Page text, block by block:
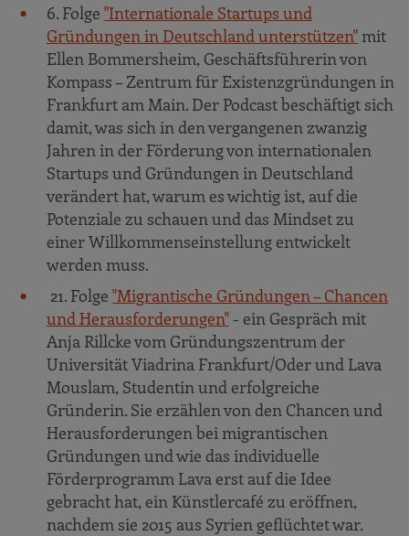
6. Folge "Internationale Startups und
Gründungen in Deutschland unterstützen" mit
Ellen Bommersheim, Geschäftsführerin von
Kompass – Zentrum für Existenzgründungen in
Frankfurt am Main. Der Podcast beschäftigt sich
damit, was sich in den vergangenen zwanzig
Jahren in der Förderung von internationalen
Startups und Gründungen in Deutschland
verändert hat, warum es wichtig ist, auf die
Potenziale zu schauen und das Mindset zu
einer Willkommenseinstellung entwickelt
werden muss.
21. Folge "Migrantische Gründungen – Chancen
und Herausforderungen" - ein Gespräch mit
Anja Rillcke vom Gründungszentrum der
Universität Viadrina Frankfurt/Oder und Lava
Mouslam, Studentin und erfolgreiche
Gründerin. Sie erzählen von den Chancen und
Herausforderungen bei migrantischen
Gründungen und wie das individuelle
Förderprogramm Lava erst auf die Idee
gebracht hat, ein Künstlercafé zu eröffnen,
nachdem sie 2015 aus Syrien geflüchtet war.